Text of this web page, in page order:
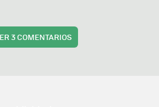
3 COMENTARIOS